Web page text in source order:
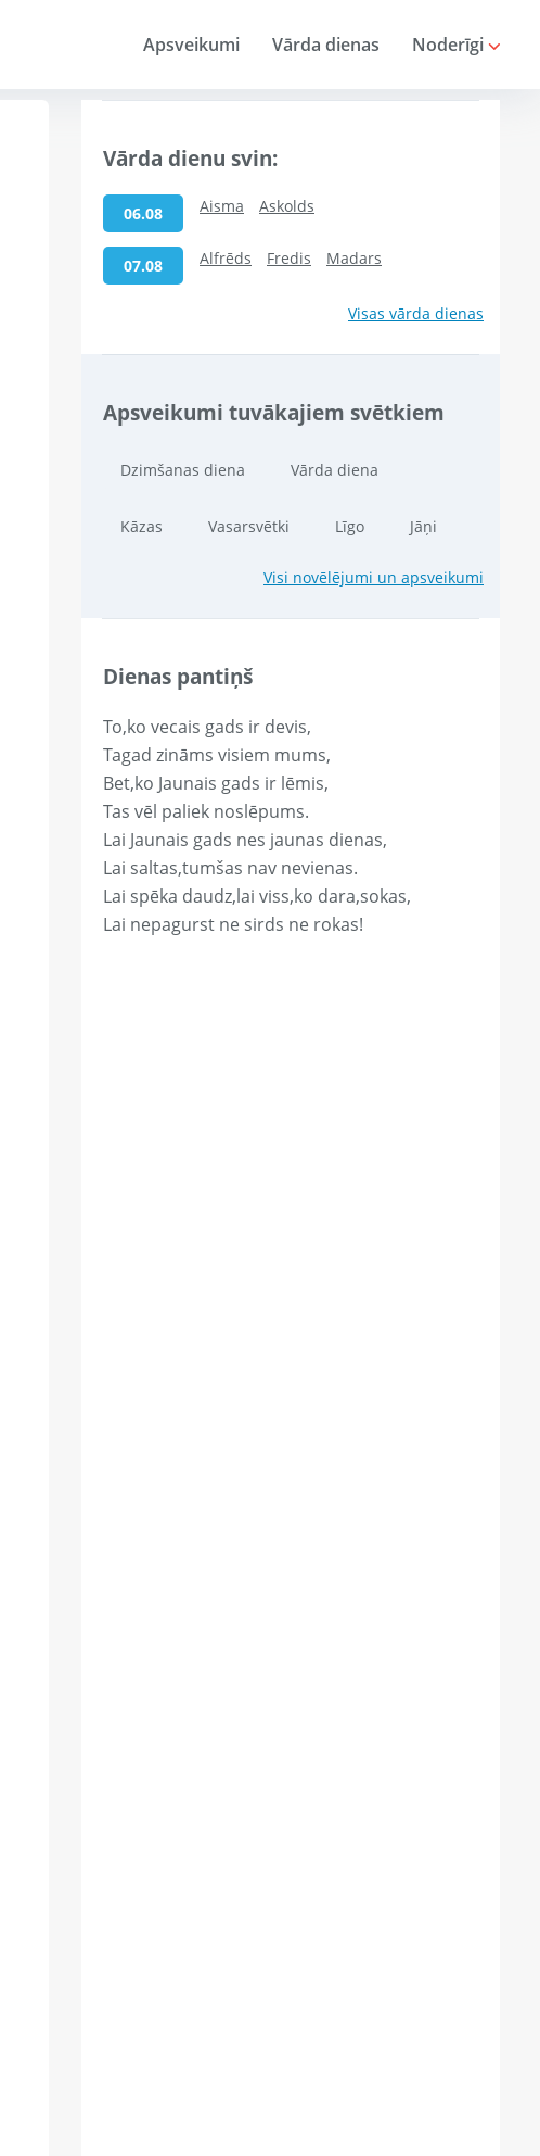
Apsveikumi Vārda dienas Noderīgi
Vārda dienu svin:
06.08 Aisma Askolds
07.08 Alfrēds Fredis Madars
Visas vārda dienas
Apsveikumi tuvākajiem svētkiem
Dzimšanas diena Vārda diena
Kāzas Vasarsvētki Līgo Jāņi
Visi novēlējumi un apsveikumi
Dienas pantiņš
To,ko vecais gads ir devis,
Tagad zināms visiem mums,
Bet,ko Jaunais gads ir lēmis,
Tas vēl paliek noslēpums.
Lai Jaunais gads nes jaunas dienas,
Lai saltas,tumšas nav nevienas.
Lai spēka daudz,lai viss,ko dara,sokas,
Lai nepagurst ne sirds ne rokas!